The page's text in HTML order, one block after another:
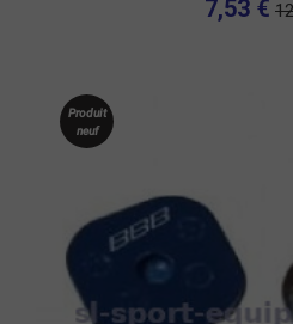
7,53 €
Produit
neuf